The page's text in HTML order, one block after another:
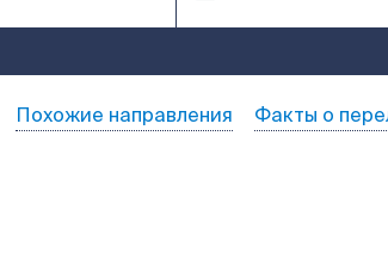
Похожие направления Факты о